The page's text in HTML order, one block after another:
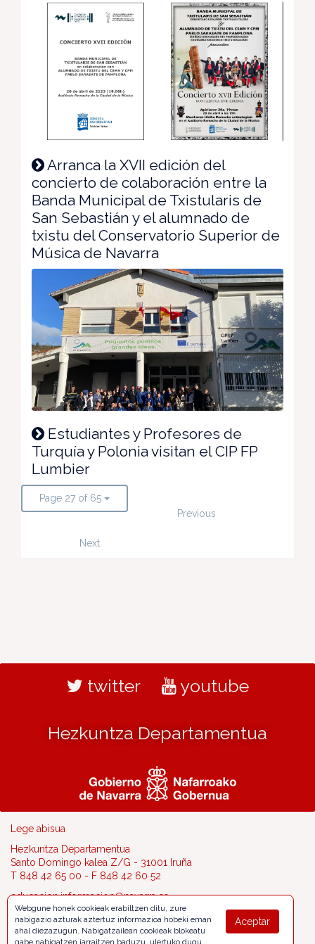
Arranca la XVII edición del
concierto de colaboración entre la
Banda Municipal de Txistularis de
San Sebastián y el alumnado de
txistu del Conservatorio Superior de
Música de Navarra
Estudiantes y Profesores de
Turquía y Polonia visitan el CIP FP
Lumbier
Page 27 of 65
Previous
Next
twitter youtube
Hezkuntza Departamentua
Lege abisua
Hezkuntza Departamentua
Santo Domingo kalea Z/G - 31001 Iruña
T 848 42 65 00 - F 848 42 60 52
educacion.informacion@navarra.es
Aceptar
Webgune honek cookieak erabiltzen ditu, zure
nabigazio azturak aztertuz informazioa hobeki eman
ahal diezazugun. Nabigatzailean cookieak blokeatu
gabe nabigatzen jarraitzen baduzu, ulertuko dugu